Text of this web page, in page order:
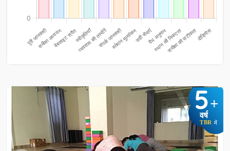
5+
वर्ष
TBR में